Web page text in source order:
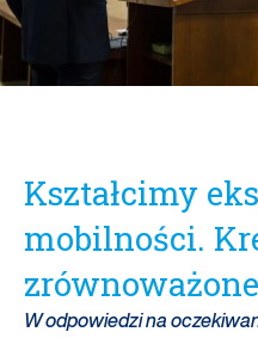
Kształcimy
mobilności.
W odpowiedzi na